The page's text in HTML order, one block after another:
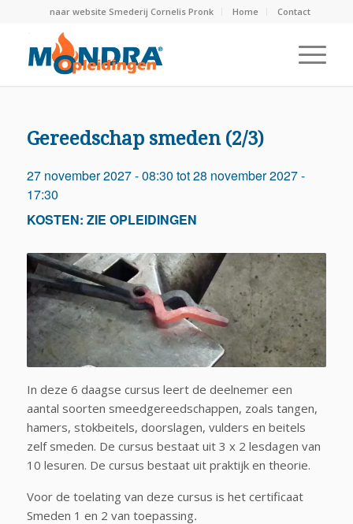
naar website Smederij Cornelis Pronk Home Contact
Gereedschap smeden (2/3)
27 november 2027 - 08:30 tot28 november 2027 -
17:30
KOSTEN: ZIE OPLEIDINGEN
In deze 6 daagse cursus leert de deelnemer een
aantal soorten smeedgereedschappen, zoals tangen,
hamers, stokbeitels, doorslagen, vulders en beitels
zelf smeden. De cursus bestaat uit 3 x 2 lesdagen van
10 lesuren. De cursus bestaat uit praktijk en theorie.
Voor de toelating van deze cursus is het certificaat
Smeden 1 en 2 van toepassing.